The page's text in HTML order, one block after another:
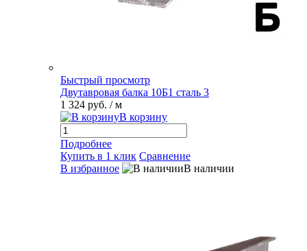
Быстрый просмотр
Двутавровая балка 10Б1 сталь 3
1 324 руб. / м
В корзину
Подробнее
Купить в 1 клик Сравнение
В избранное
В наличии